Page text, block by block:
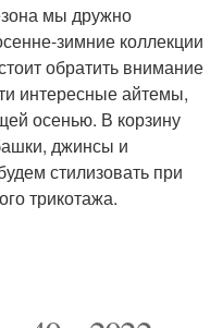
мы дружно
зимние коллекции
обратить внимание
интересные айтемы,
осенью. В корзину
джинсы и
стилизовать при
трикотажа.